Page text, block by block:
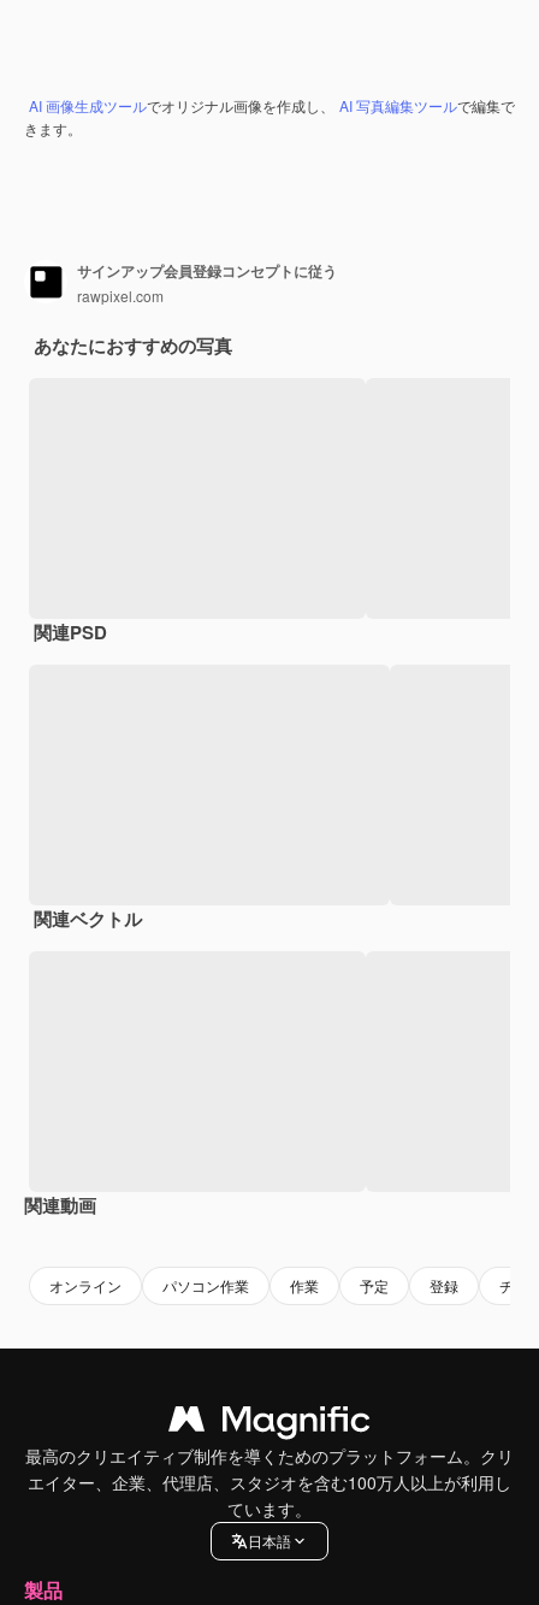
AI 画像生成ツールでオリジナル画像を作成し、 AI 写真編集ツールで編集で
きます。
サインアップ会員登録コンセプトに従う
rawpixel.com
あなたにおすすめの写真
関連PSD
関連ベクトル
関連動画
オンライン パソコン作業 作業 予定 登録 チー
最高のクリエイティブ制作を導くためのプラットフォーム。クリ
エイター、企業、代理店、スタジオを含む100万人以上が利用し
ています。
日本語
製品